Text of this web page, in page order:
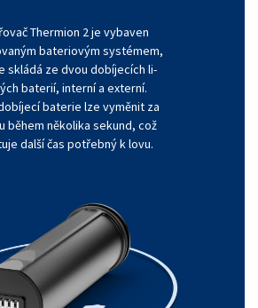
Thermion 2 je vybaven
bateriovým systémem,
skládá ze dvou dobíjecích li-
baterií, interní a externí.
baterie lze vyměnit za
během několika sekund, což
další čas potřebný k lovu.